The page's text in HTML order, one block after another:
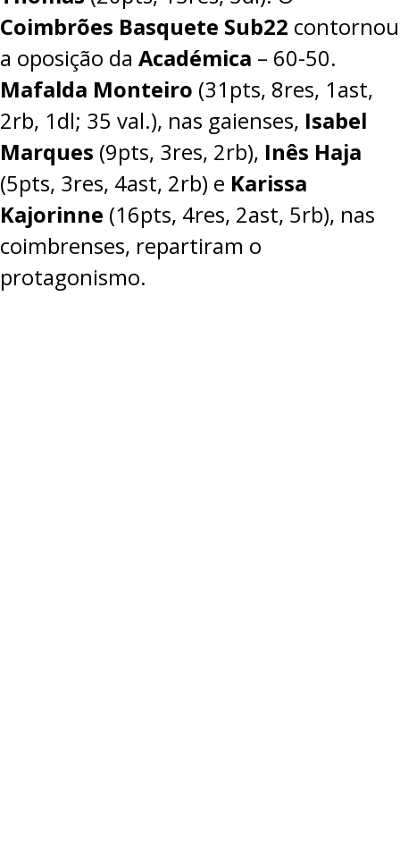
Coimbrões Basquete Sub22 contornou
a oposição da Académica – 60-50.
Mafalda Monteiro (31pts, 8res, 1ast,
2rb, 1dl; 35 val.), nas gaienses, Isabel
Marques (9pts, 3res, 2rb), Inês Haja
(5pts, 3res, 4ast, 2rb) e Karissa
Kajorinne (16pts, 4res, 2ast, 5rb), nas
coimbrenses, repartiram o
protagonismo.